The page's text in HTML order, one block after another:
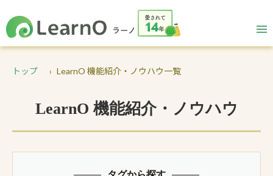
トップ LearnO 機能紹介・ノウハウ一覧
LearnO 機能紹介・ノウハウ